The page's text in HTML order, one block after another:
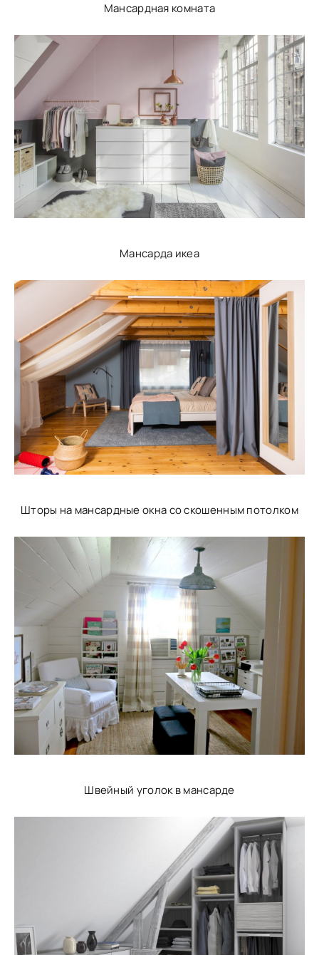
Мансардная комната
Мансарда икеа
Шторы на мансардные окна со скошенным потолком
Швейный уголок в мансарде